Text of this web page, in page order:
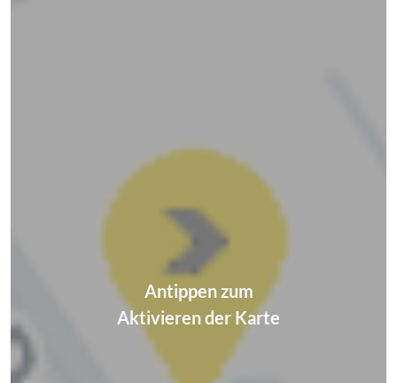
Antippen zum
Aktivieren der Karte